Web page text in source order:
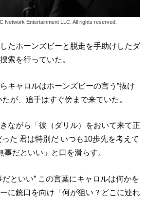
Network Entertainment LLC. All rights reserved.
たホーンズビーと脱走を手助けしたダ
索を行っていた。
キャロルはホーンズビーの言う”抜け
が、追手はすぐ傍まで来ていた。
ながら「彼（ダリル）をおいて来て正
た 君は特別だ いつも10歩先を考えて
事だといい」と口を滑らす。
だといい” この言葉にキャロルは何かを
に銃口を向け「何が狙い？どこに連れ